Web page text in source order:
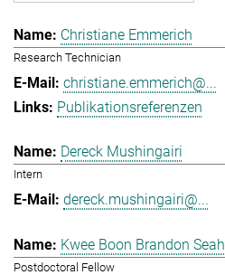
Christiane Emmerich
Research Technician
christiane.emmerich@...
Publikationsreferenzen
Dereck Mushingairi
Intern
dereck.mushingairi@...
Kwee Boon Brandon Seah
Postdoctoral Fellow